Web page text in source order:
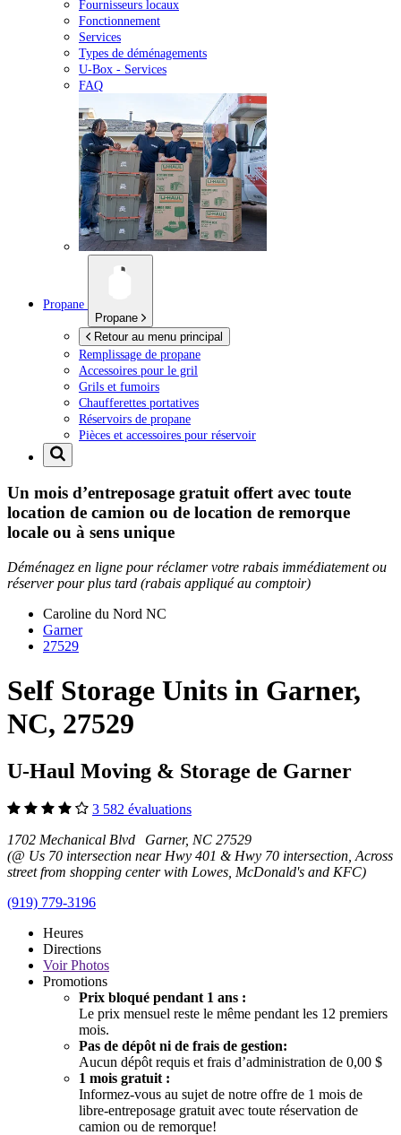
Fournisseurs locaux
Fonctionnement
Services
Types de déménagements
U-Box - Services
FAQ
Propane
Propane
Retour au menu principal
Remplissage de propane
Accessoires pour le gril
Grils et fumoirs
Chaufferettes portatives
Réservoirs de propane
Pièces et accessoires pour réservoir
Un mois d’entreposage gratuit offert avec toute
location de camion ou de location de remorque
locale ou à sens unique
Déménagez en ligne pour réclamer votre rabais immédiatement ou
réserver pour plus tard (rabais appliqué au comptoir)
Caroline du Nord NC
Garner
27529
Self Storage Units in Garner,
NC, 27529
U-Haul Moving & Storage de Garner
3 582 évaluations
1702 Mechanical Blvd Garner, NC 27529
(@ Us 70 intersection near Hwy 401 & Hwy 70 intersection, Across
street from shopping center with Lowes, McDonald's and KFC)
(919) 779-3196
Heures
Directions
VoirPhotos
Promotions
Prix bloqué pendant 1 ans :
Le prix mensuel reste le même pendant les 12 premiers
mois.
Pas de dépôt ni de frais de gestion:
Aucun dépôt requis et frais d’administration de 0,00 $
1 mois gratuit :
Informez-vous au sujet de notre offre de 1 mois de
libre-entreposage gratuit avec toute réservation de
camion ou de remorque!